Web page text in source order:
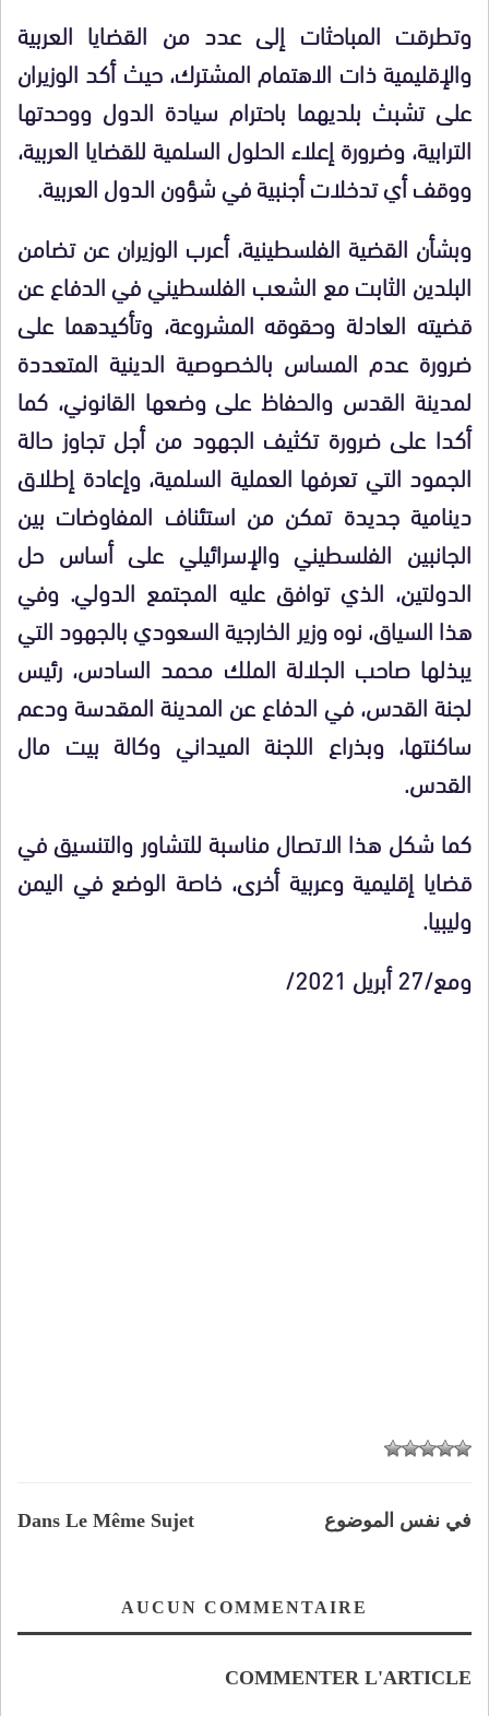
وتطرقت المباحثات إلى عدد من القضايا العربية
والإقليمية ذات الاهتمام المشترك، حيث أكد الوزيران
على تشبث بلديهما باحترام سيادة الدول ووحدتها
الترابية، وضرورة إعلاء الحلول السلمية للقضايا العربية،
ووقف أي تدخلات أجنبية في شؤون الدول العربية.
وبشأن القضية الفلسطينية، أعرب الوزيران عن تضامن
البلدين الثابت مع الشعب الفلسطيني في الدفاع عن
قضيته العادلة وحقوقه المشروعة، وتأكيدهما على
ضرورة عدم المساس بالخصوصية الدينية المتعددة
لمدينة القدس والحفاظ على وضعها القانوني، كما
أكدا على ضرورة تكثيف الجهود من أجل تجاوز حالة
الجمود التي تعرفها العملية السلمية، وإعادة إطلاق
دينامية جديدة تمكن من استئناف المفاوضات بين
الجانبين الفلسطيني والإسرائيلي على أساس حل
الدولتين، الذي توافق عليه المجتمع الدولي. وفي
هذا السياق، نوه وزير الخارجية السعودي بالجهود التي
يبذلها صاحب الجلالة الملك محمد السادس، رئيس
لجنة القدس، في الدفاع عن المدينة المقدسة ودعم
ساكنتها، وبذراع اللجنة الميداني وكالة بيت مال
القدس.
كما شكل هذا الاتصال مناسبة للتشاور والتنسيق في
قضايا إقليمية وعربية أخرى، خاصة الوضع في اليمن
وليبيا.
ومع/27 أبريل 2021/
Dans Le Même Sujet في نفس الموضوع
AUCUN COMMENTAIRE
COMMENTER L'ARTICLE